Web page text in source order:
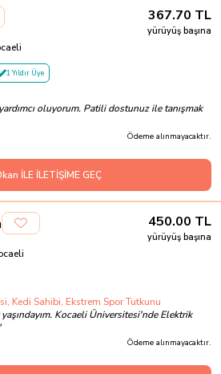
367.70 TL
yürüyüş başına
1 Yıldır Üye
oluyorum. Patili dostunuz ile tanışmak
Ödeme alınmayacaktır.
İLE İLETİŞİME GEÇ
450.00 TL
yürüyüş başına
Kedi Sahibi, Ekstrem Spor Tutkunu
Kocaeli Üniversitesi'nde Elektrik
Ödeme alınmayacaktır.